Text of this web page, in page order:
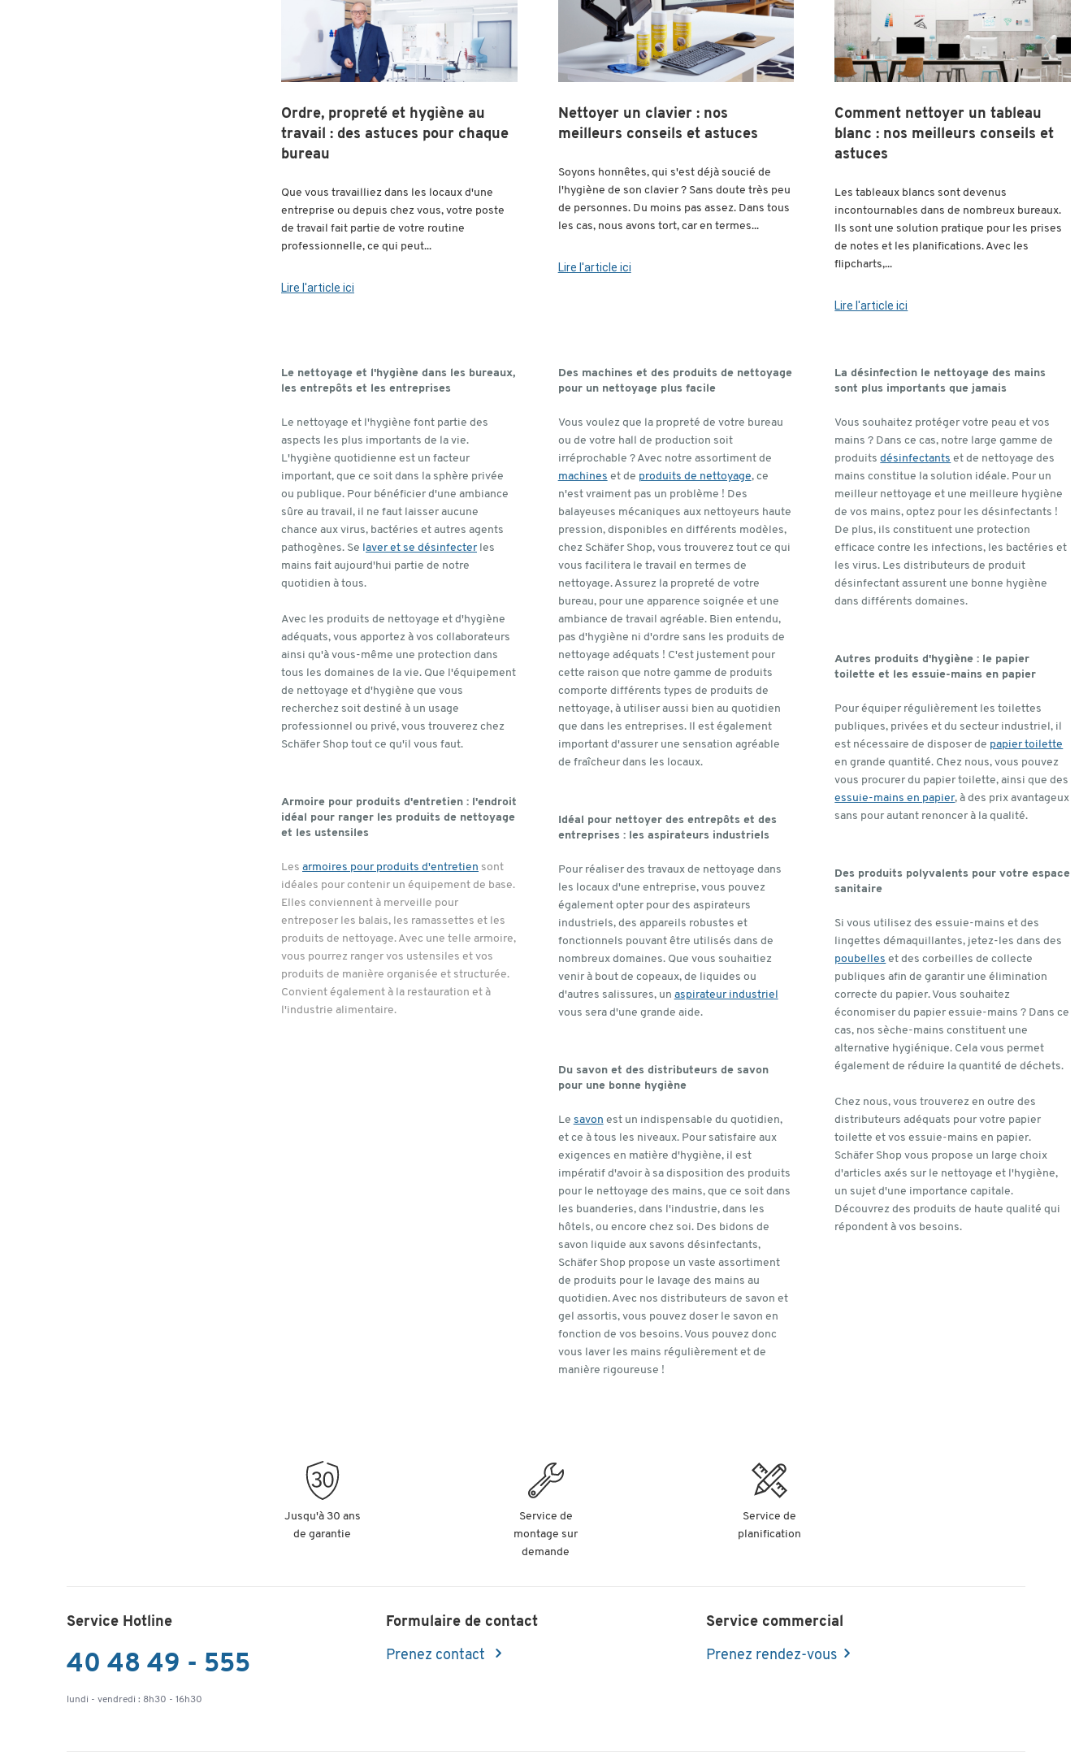
Ordre, propreté et hygiène au
travail : des astuces pour chaque
bureau
Que vous travailliez dans les locaux d'une
entreprise ou depuis chez vous, votre poste
de travail fait partie de votre routine
professionnelle, ce qui peut...
Lire l'article ici
Nettoyer un clavier : nos
meilleurs conseils et astuces
Soyons honnêtes, qui s'est déjà soucié de
l'hygiène de son clavier ? Sans doute très peu
de personnes. Du moins pas assez. Dans tous
les cas, nous avons tort, car en termes...
Lire l'article ici
Comment nettoyer un tableau
blanc : nos meilleurs conseils et
astuces
Les tableaux blancs sont devenus
incontournables dans de nombreux bureaux.
Ils sont une solution pratique pour les prises
de notes et les planifications. Avec les
flipcharts,...
Lire l'article ici
Le nettoyage et l'hygiène dans les bureaux,
les entrepôts et les entreprises
Le nettoyage et l'hygiène font partie des
aspects les plus importants de la vie.
L'hygiène quotidienne est un facteur
important, que ce soit dans la sphère privée
ou publique. Pour bénéficier d'une ambiance
sûre au travail, il ne faut laisser aucune
chance aux virus, bactéries et autres agents
pathogènes. Se aver et se désinfecterles
mains fait aujourd'hui partie de notre
quotidien à tous.
Avec les produits de nettoyage et d'hygiène
adéquats, vous apportez à vos collaborateurs
ainsi qu'à vous-même une protection dans
tous les domaines de la vie. Que l'équipement
de nettoyage et d'hygiène que vous
recherchez soit destiné à un usage
professionnel ou privé, vous trouverez chez
Schäfer Shop tout ce qu'il vous faut.
Armoire pour produits d'entretien : l'endroit
idéal pour ranger les produits de nettoyage
et les ustensiles
Les armoires pour produits d'entretien sont
idéales pour contenir un équipement de base.
Elles conviennent à merveille pour
entreposer les balais, les ramassettes et les
produits de nettoyage. Avec une telle armoire,
vous pourrez ranger vos ustensiles et vos
produits de manière organisée et structurée.
Convient également à la restauration et à
l'industrie alimentaire.
Des machines et des produits de nettoyage
pour un nettoyage plus facile
Vous voulez que la propreté de votre bureau
ou de votre hall de production soit
irréprochable ? Avec notre assortiment de
machines et de produits de nettoyage, ce
n'est vraiment pas un problème ! Des
balayeuses mécaniques aux nettoyeurs haute
pression, disponibles en différents modèles,
chez Schäfer Shop, vous trouverez tout ce qui
vous facilitera le travail en termes de
nettoyage. Assurez la propreté de votre
bureau, pour une apparence soignée et une
ambiance de travail agréable. Bien entendu,
pas d'hygiène ni d'ordre sans les produits de
nettoyage adéquats ! C'est justement pour
cette raison que notre gamme de produits
comporte différents types de produits de
nettoyage, à utiliser aussi bien au quotidien
que dans les entreprises. Il est également
important d'assurer une sensation agréable
de fraîcheur dans les locaux.
Idéal pour nettoyer des entrepôts et des
entreprises : les aspirateurs industriels
Pour réaliser des travaux de nettoyage dans
les locaux d'une entreprise, vous pouvez
également opter pour des aspirateurs
industriels, des appareils robustes et
fonctionnels pouvant être utilisés dans de
nombreux domaines. Que vous souhaitiez
venir à bout de copeaux, de liquides ou
d'autres salissures, un aspirateur industriel
vous sera d'une grande aide.
Du savon et des distributeurs de savon
pour une bonne hygiène
Le savon est un indispensable du quotidien,
et ce à tous les niveaux. Pour satisfaire aux
exigences en matière d'hygiène, il est
impératif d'avoir à sa disposition des produits
pour le nettoyage des mains, que ce soit dans
les buanderies, dans l'industrie, dans les
hôtels, ou encore chez soi. Des bidons de
savon liquide aux savons désinfectants,
Schäfer Shop propose un vaste assortiment
de produits pour le lavage des mains au
quotidien. Avec nos distributeurs de savon et
gel assortis, vous pouvez doser le savon en
fonction de vos besoins. Vous pouvez donc
vous laver les mains régulièrement et de
manière rigoureuse !
La désinfection le nettoyage des mains
sont plus importants que jamais
Vous souhaitez protéger votre peau et vos
mains ? Dans ce cas, notre large gamme de
produitsdésinfectants et de nettoyage des
mains constitue la solution idéale. Pour un
meilleur nettoyage et une meilleure hygiène
de vos mains, optez pour les désinfectants !
De plus, ils constituent une protection
efficace contre les infections, les bactéries et
les virus. Les distributeurs de produit
désinfectant assurent une bonne hygiène
dans différents domaines.
Autres produits d'hygiène : le papier
toilette et les essuie-mains en papier
Pour équiper régulièrement les toilettes
publiques, privées et du secteur industriel, il
est nécessaire de disposer de papier toilette
en grande quantité. Chez nous, vous pouvez
vous procurer du papier toilette, ainsi que des
essuie-mains en papier, à des prix avantageux
sans pour autant renoncer à la qualité.
Des produits polyvalents pour votre espace
sanitaire
Si vous utilisez des essuie-mains et des
lingettes démaquillantes, jetez-les dans des
poubelles et des corbeilles de collecte
publiques afin de garantir une élimination
correcte du papier. Vous souhaitez
économiser du papier essuie-mains ? Dans ce
cas, nos sèche-mains constituent une
alternative hygiénique. Cela vous permet
également de réduire la quantité de déchets.
Chez nous, vous trouverez en outre des
distributeurs adéquats pour votre papier
toilette et vos essuie-mains en papier.
Schäfer Shop vous propose un large choix
d'articles axés sur le nettoyage et l'hygiène,
un sujet d'une importance capitale.
Découvrez des produits de haute qualité qui
répondent à vos besoins.
Jusqu'à 30 ans
de garantie
Service de
montage sur
demande
Service de
planification
Service Hotline
40 48 49 - 555
lundi - vendredi : 8h30 - 16h30
Formulaire de contact
Prenez contact
Service commercial
Prenez rendez-vous